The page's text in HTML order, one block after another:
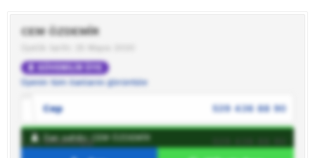
CEM ÖZDEMİR
Üyenin tüm ilanlarını görüntüle
Cep 539 436 88 90
WhatsApp
İlan sahibi: CEM ÖZDEMİR